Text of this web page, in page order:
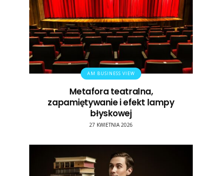
AM BUSINESS VIEW
Metafora teatralna,
zapamiętywanie i efekt lampy
błyskowej
27 KWIETNIA 2026